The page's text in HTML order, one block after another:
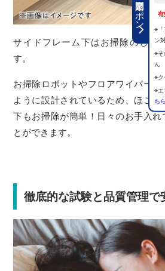
期間限定クーポン
※「
ン
※そ
ん
※ク
※エ
ちら
サイドフレーム下はお掃除のしや
す。
お掃除ロボットやフロアワイパーが
ように設計されているため、ほこり
下もお掃除が簡単！日々のお手入れ
とができます。
徹底的な試験と品質管理で